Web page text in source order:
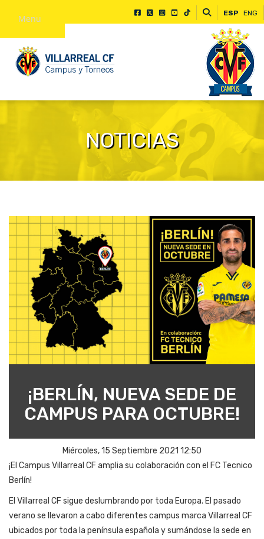
Menu ESP ENG
NOTICIAS
¡BERLÍN, NUEVA SEDE DE
CAMPUS PARA OCTUBRE!
Miércoles, 15 Septiembre 2021 12:50
¡El Campus Villarreal CF amplia su colaboración con el FC Tecnico
Berlín!
El Villarreal CF sigue deslumbrando por toda Europa. El pasado
verano se llevaron a cabo diferentes campus marca Villarreal CF
ubicados por toda la península española y sumándose la sede en